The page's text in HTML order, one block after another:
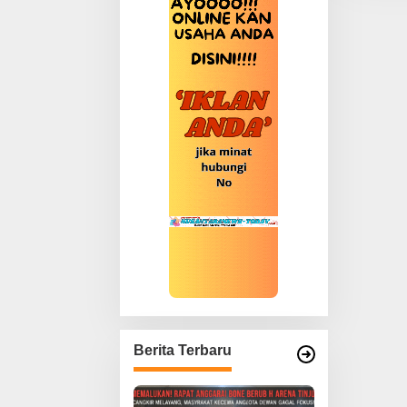
Berita Terbaru